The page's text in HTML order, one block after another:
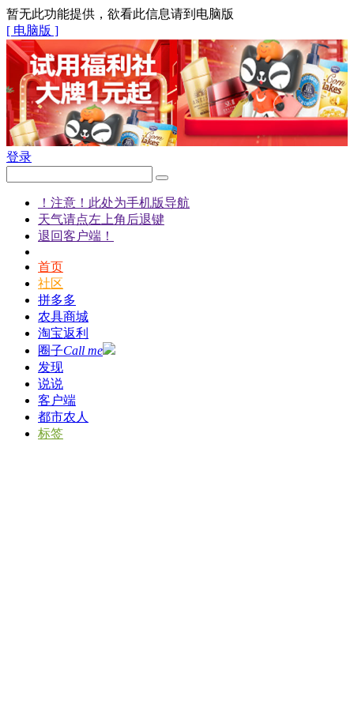
暂无此功能提供，欲看此信息请到电脑版
[ 电脑版 ]
登录
！注意！此处为手机版导航
天气请点左上角后退键
退回客户端！
首页
社区
拼多多
农具商城
淘宝返利
圈子Call me
发现
说说
客户端
都市农人
标签